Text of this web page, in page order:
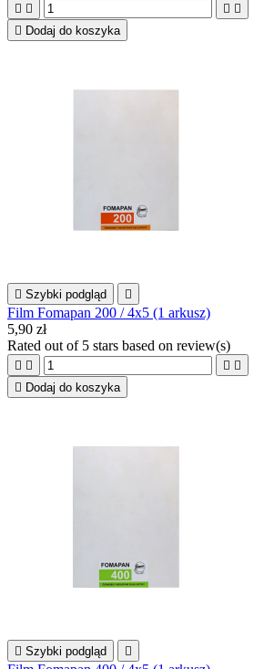
   
 Dodaj do koszyka
 Szybki podgląd 
Film Fomapan 200 / 4x5 (1 arkusz)
5,90 zł
Rated out of 5 stars based on review(s)
   
 Dodaj do koszyka
 Szybki podgląd 